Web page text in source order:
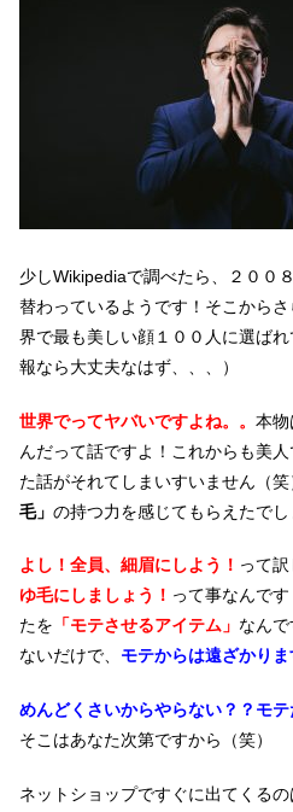
少しWikipediaで調べたら、２００
替わっているようです！そこから
界で最も美しい顔１００人に選ば
報なら大丈夫なはず、、、）
世界でってヤバいですよね。。 本物
んだって話ですよ！これからも美
た話がそれてしまいすいません（笑
毛」 の持つ力を感じてもらえたでし
よし！全員、細眉にしよう！ って訳
ゆ毛にしましょう！ って事なんで
たを 「モテさせるアイテム」 なん
ないだけで、 モテからは遠ざかりま
めんどくさいからやらない？？ モテ
そこはあなた次第ですから（笑）
ネットショップですぐに出てくる